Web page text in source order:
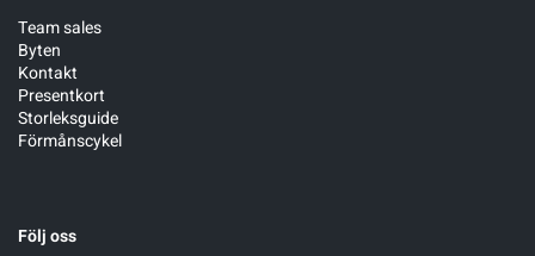
Team sales
Byten
Kontakt
Presentkort
Storleksguide
Förmånscykel
Följ oss